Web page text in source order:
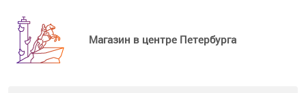
Магазин в центре Петербурга